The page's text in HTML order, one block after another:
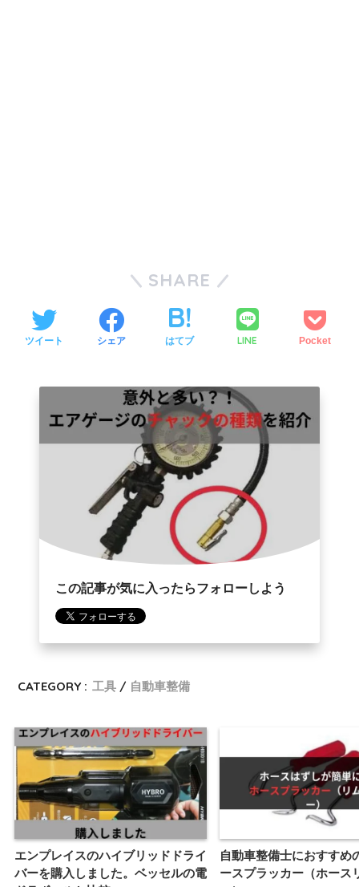
SHARE
ツイート シェア はてブ LINE Pocket
この記事が気に入ったらフォローしよう
CATEGORY : 工具 自動車整備
エンプレイスのハイブリッドドライ
バーを購入しました。ベッセルの電
自動車整備士におすすめ
ースプラッカー（ホース